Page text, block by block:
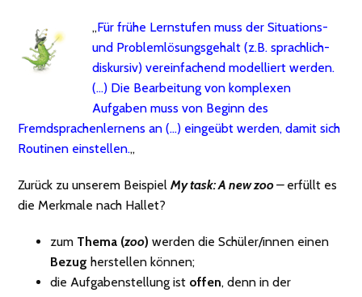
„Für frühe Lernstufen muss der Situations-
und Problemlösungsgehalt (z.B. sprachlich-
diskursiv) vereinfachend modelliert werden.
(…) Die Bearbeitung von komplexen
Aufgaben muss von Beginn des
Fremdsprachenlernens an (…) eingeübt werden, damit sich
Routinen einstellen.„
Zurück zu unserem BeispielMy task: A new zoo– erfüllt es
die Merkmale nach Hallet?
zum Thema (zoo) werden die Schüler/innen einen
Bezug herstellen können;
die Aufgabenstellung ist offen, denn in der